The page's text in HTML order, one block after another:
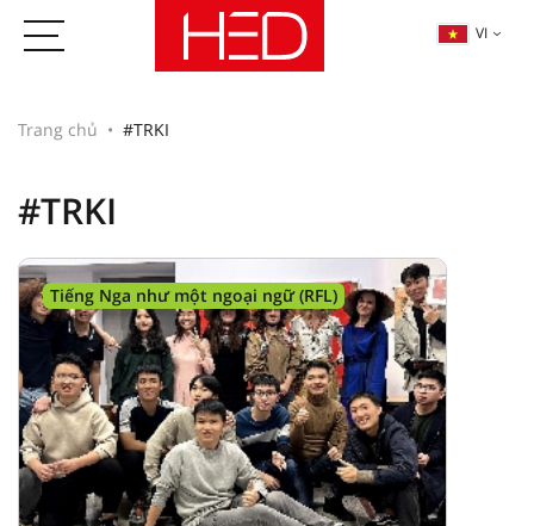
VI
Trang chủ #TRKI
#TRKI
Tiếng Nga như một ngoại ngữ (RFL)